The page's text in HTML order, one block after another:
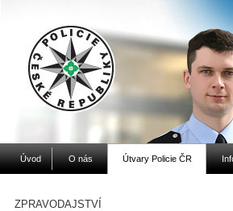
Úvod O nás Útvary Policie ČR
ZPRAVODAJSTVÍ